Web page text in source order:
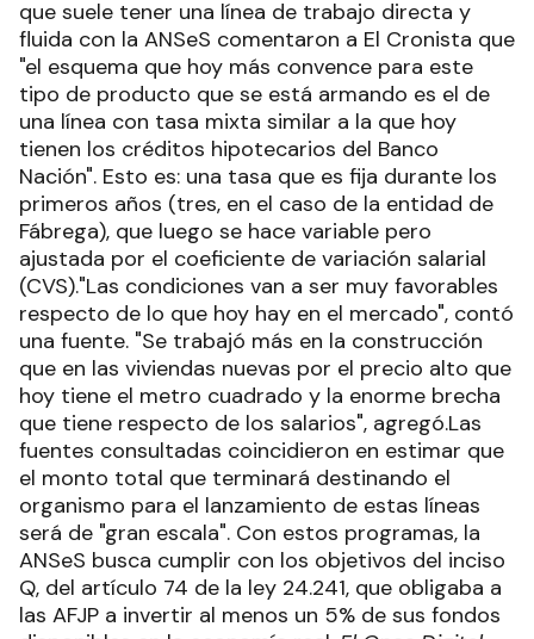
que suele tener una línea de trabajo directa y
fluida con la ANSeS comentaron a El Cronista que
"el esquema que hoy más convence para este
tipo de producto que se está armando es el de
una línea con tasa mixta similar a la que hoy
tienen los créditos hipotecarios del Banco
Nación". Esto es: una tasa que es fija durante los
primeros años (tres, en el caso de la entidad de
Fábrega), que luego se hace variable pero
ajustada por el coeficiente de variación salarial
(CVS)."Las condiciones van a ser muy favorables
respecto de lo que hoy hay en el mercado", contó
una fuente. "Se trabajó más en la construcción
que en las viviendas nuevas por el precio alto que
hoy tiene el metro cuadrado y la enorme brecha
que tiene respecto de los salarios", agregó.Las
fuentes consultadas coincidieron en estimar que
el monto total que terminará destinando el
organismo para el lanzamiento de estas líneas
será de "gran escala". Con estos programas, la
ANSeS busca cumplir con los objetivos del inciso
Q, del artículo 74 de la ley 24.241, que obligaba a
las AFJP a invertir al menos un 5% de sus fondos